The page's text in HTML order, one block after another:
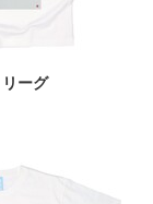
ーグ